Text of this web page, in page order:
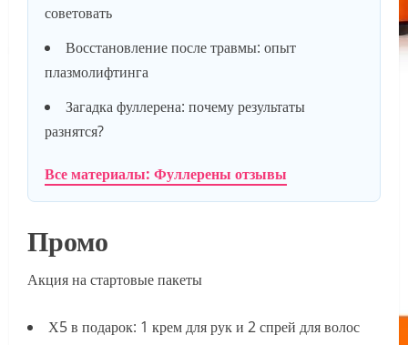
советовать
Восстановление после травмы: опыт
плазмолифтинга
Загадка фуллерена: почему результаты
разнятся?
Все материалы: Фуллерены отзывы
Промо
Акция на стартовые пакеты
Х5 в подарок: 1 крем для рук и 2 спрей для волос